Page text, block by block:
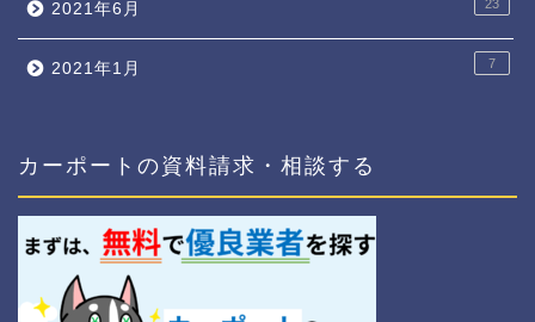
2021年6月 23
2021年1月 7
カーポートの資料請求・相談する